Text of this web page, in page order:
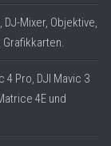
Mixer, Objektive,
Grafikkarten.
4 Pro, DJI Mavic 3
4E und